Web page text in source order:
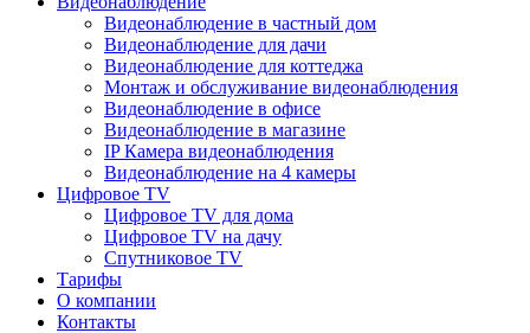
Видеонаблюдение в частный дом
Видеонаблюдение для дачи
Видеонаблюдение для коттеджа
Монтаж и обслуживание видеонаблюдения
Видеонаблюдение в офисе
Видеонаблюдение в магазине
IP Камера видеонаблюдения
Видеонаблюдение на 4 камеры
Цифровое TV
Цифровое TV для дома
Цифровое TV на дачу
Спутниковое TV
Тарифы
О компании
Контакты